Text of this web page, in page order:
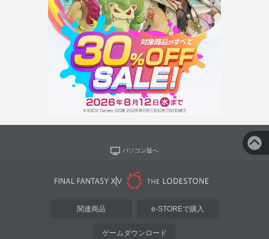
パソコン版へ
関連商品 e-STOREで購入
ゲームダウンロード